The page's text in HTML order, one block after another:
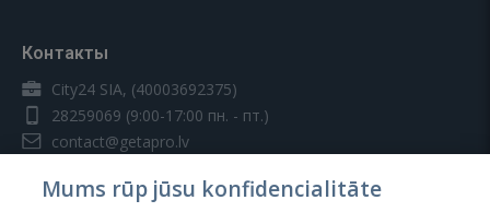
Контакты
City24 SIA, (40003692375)
28259069 (9:00-17:00 пн. - пт.)
contact@getapro.lv
Mums rūp jūsu konfidencialitāte